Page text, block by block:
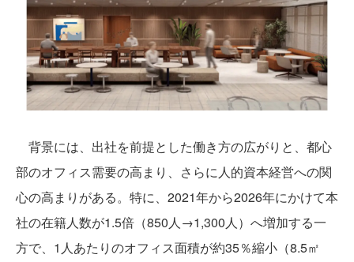
背景には、出社を前提とした働き方の広がりと、都心
部のオフィス需要の高まり、さらに人的資本経営への関
心の高まりがある。特に、2021年から2026年にかけて本
社の在籍人数が1.5倍（850人→1,300人）へ増加する一
方で、1人あたりのオフィス面積が約35％縮小（8.5㎡